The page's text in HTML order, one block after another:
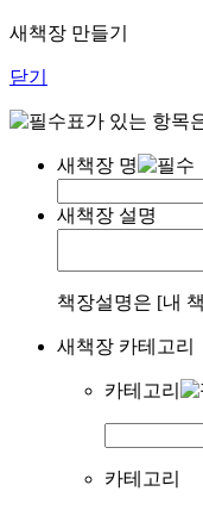
새책장 만들기
닫기
표가 있는 항목
새책장 명
새책장 설명
책장설명은 [내
새책장 카테고리
카테고리
카테고리